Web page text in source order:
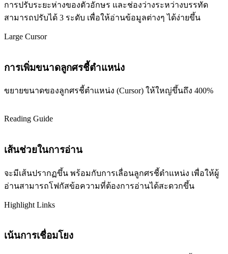
การปรับระยะห่างของตัวอักษร และช่องว่างระหว่างบรรทัด
สามารถปรับได้ 3 ระดับ เพื่อให้อ่านข้อมูลต่างๆ ได้ง่ายขึ้น
Large Cursor
การเพิ่มขนาดลูกศรชี้ตำแหน่ง
ขยายขนาดของลูกศรชี้ตำแหน่ง (Cursor) ให้ใหญ่ขึ้นถึง 400%
Reading Guide
เส้นช่วยในการอ่าน
จะมีเส้นปรากฏขึ้น พร้อมกับการเลื่อนลูกศรชี้ตำแหน่ง เพื่อให้ผู้
อ่านสามารถโฟกัสข้อความที่ต้องการอ่านได้สะดวกขึ้น
Highlight Links
เน้นการเชื่อมโยง